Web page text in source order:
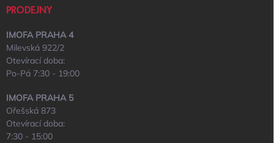
PRODEJNY
IMOFA PRAHA 4
Milevská 922/2
Otevírací doba:
Po-Pá 7:30 - 19:00
IMOFA PRAHA 5
Ořešská 873
Otevírací doba:
7:30 - 15:00